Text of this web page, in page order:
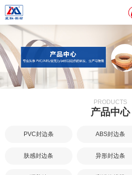
PRODUCTS
产品中心
PVC封边条 ABS封边条
肤感封边条 异形封边条